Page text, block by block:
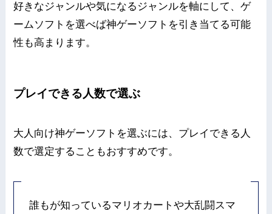
好きなジャンルや気になるジャンルを軸にして、ゲ
ームソフトを選べば神ゲーソフトを引き当てる可能
性も高まります。
プレイできる人数で選ぶ
大人向け神ゲーソフトを選ぶには、プレイできる人
数で選定することもおすすめです。
誰もが知っているマリオカートや大乱闘スマ